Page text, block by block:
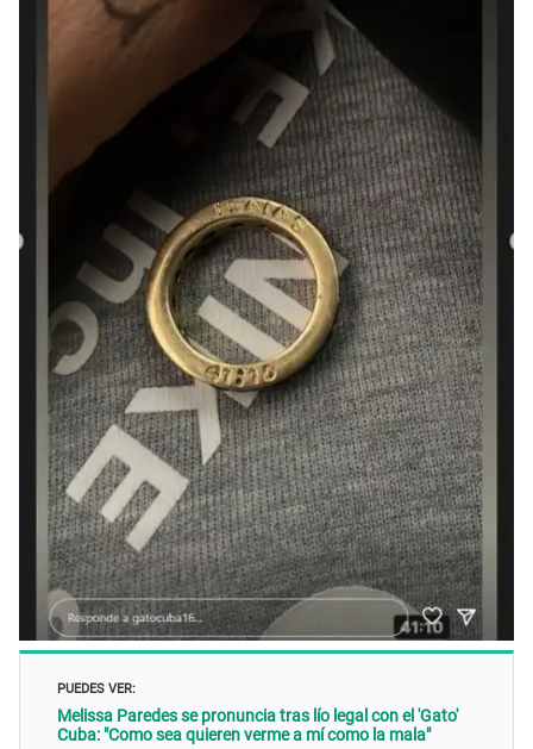
PUEDES VER:
Melissa Paredes se pronuncia tras lío legal con el 'Gato'
Cuba: "Como sea quieren verme a mí como la mala"